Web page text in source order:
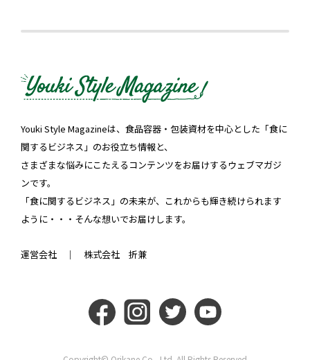
Youki Style Magazineは、食品容器・包装資材を中心とした「食に
関するビジネス」のお役立ち情報と、
さまざまな悩みにこたえるコンテンツをお届けするウェブマガジ
ンです。
「食に関するビジネス」の未来が、これからも輝き続けられます
ように・・・そんな想いでお届けします。
運営会社 ｜ 株式会社 折兼